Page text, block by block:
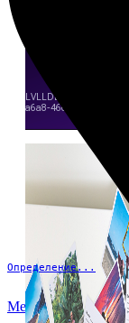
Определение...
Меню